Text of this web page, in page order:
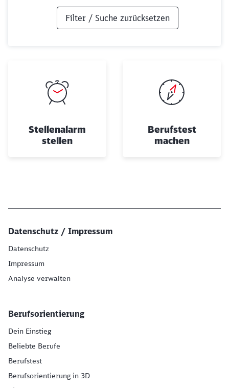
Filter / Suche zurücksetzen
Stellenalarm
stellen
Berufstest
machen
Datenschutz / Impressum
Datenschutz
Impressum
Analyse verwalten
Berufsorientierung
Dein Einstieg
Beliebte Berufe
Berufstest
Berufsorientierung in 3D
Möchten Sie zuweitergeleitet